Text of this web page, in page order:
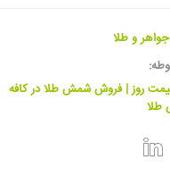
و طلا
روز | فروش شمش طلا در کافه
طلا